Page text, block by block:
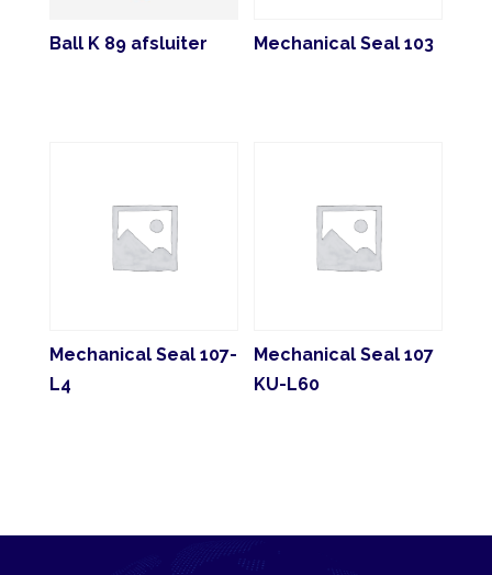
Ball K 89 afsluiter Mechanical Seal 103
Mechanical Seal 107-
L4
Mechanical Seal 107
KU-L60